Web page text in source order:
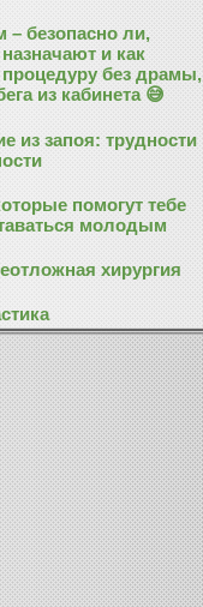
– безопасно ли,
и как
без драмы,
из кабинета 😅
из запоя: трудности
помогут тебе
молодым
хирургия